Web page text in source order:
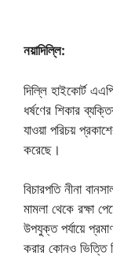
নয়াদিল্লি:
দিল্লি হাইকোর্ট
ধর্ষণের শিকার
যাওয়া পরিচয়
করেছে।
বিচারপতি নীনা
মামলা থেকে রক্ষা
উপযুক্ত পর্যায়ে
করার কোনও ভিত্তি